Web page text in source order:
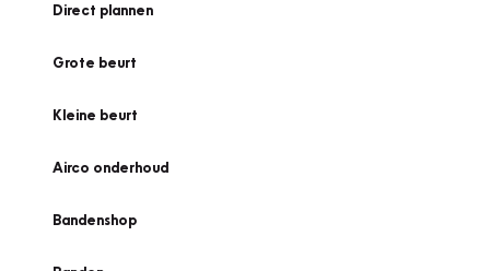
Direct plannen
Grote beurt
Kleine beurt
Airco onderhoud
Bandenshop